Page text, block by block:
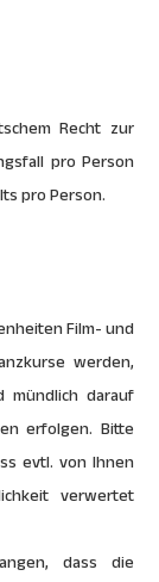
Recht zur
pro Person
pro Person.
Film- und
werden,
mündlich darauf
erfolgen. Bitte
evtl. von Ihnen
verwertet
dass die